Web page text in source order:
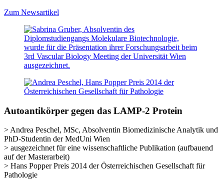
Zum Newsartikel
Autoantikörper gegen das LAMP-2 Protein
> Andrea Peschel, MSc, Absolventin Biomedizinische Analytik und
PhD-Studentin der MedUni Wien
> ausgezeichnet für eine wissenschaftliche Publikation (aufbauend
auf der Masterarbeit)
> Hans Popper Preis 2014 der Österreichischen Gesellschaft für
Pathologie